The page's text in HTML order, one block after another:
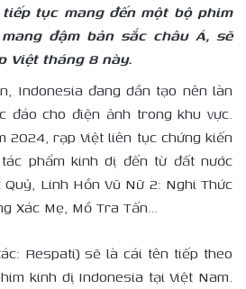
tục mang đến một bộ phim
đậm bản sắc châu Á, sẽ
Việt tháng 8 này.
Indonesia đang dần tạo nên làn
đáo cho điện ảnh trong khu vực.
2024, rạp Việt liên tục chứng kiến
phẩm kinh dị đến từ đất nước
Linh Hồn Vũ Nữ 2: Nghi Thức
Xác Mẹ, Mồ Tra Tấn…
Respati) sẽ là cái tên tiếp theo
kinh dị Indonesia tại Việt Nam.